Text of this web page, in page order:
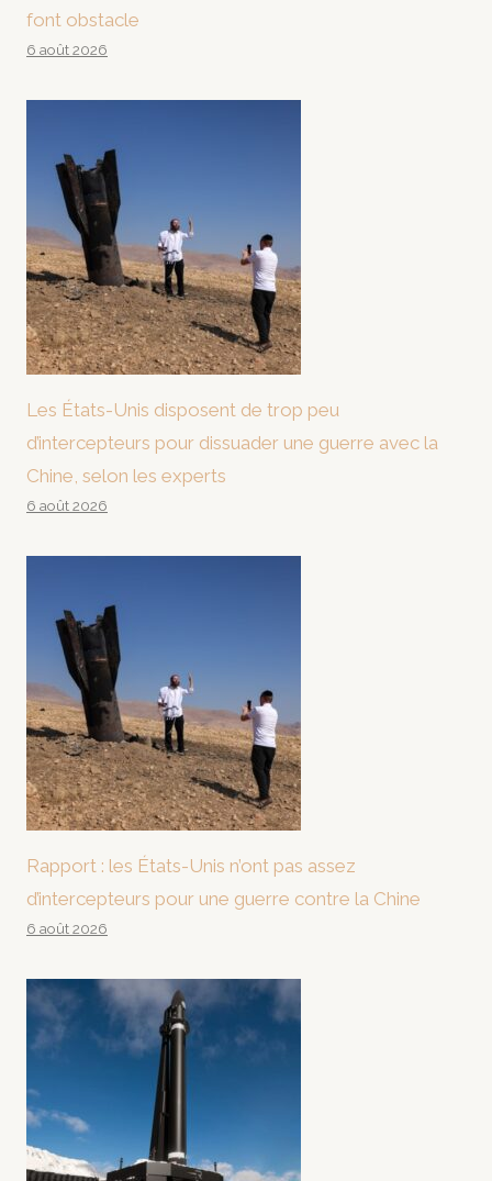
font obstacle
6 août 2026
Les États-Unis disposent de trop peu
d’intercepteurs pour dissuader une guerre avec la
Chine, selon les experts
6 août 2026
Rapport : les États-Unis n’ont pas assez
d’intercepteurs pour une guerre contre la Chine
6 août 2026